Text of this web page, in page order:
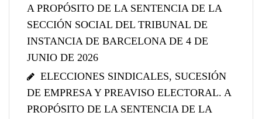
A PROPÓSITO DE LA SENTENCIA DE LA
SECCIÓN SOCIAL DEL TRIBUNAL DE
INSTANCIA DE BARCELONA DE 4 DE
JUNIO DE 2026
ELECCIONES SINDICALES, SUCESIÓN
DE EMPRESA Y PREAVISO ELECTORAL. A
PROPÓSITO DE LA SENTENCIA DE LA